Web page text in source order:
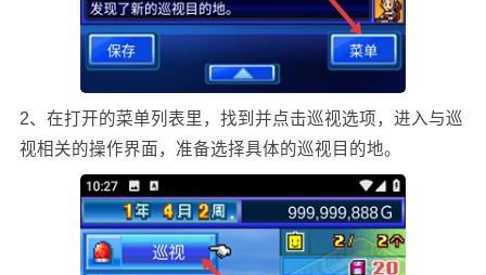
2、在打开的菜单列表里，找到并点击巡视选项，进入与巡
视相关的操作界面，准备选择具体的巡视目的地。